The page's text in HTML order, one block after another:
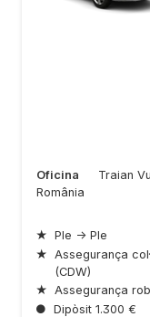
Oficina
Traian
România
★ Ple → Ple
★ Assegurança
(CDW)
★ Assegurança
● Dipòsit 1.300 €